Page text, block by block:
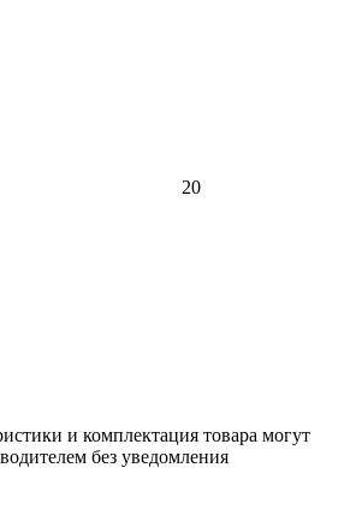
20
и комплектация товара могут
без уведомления